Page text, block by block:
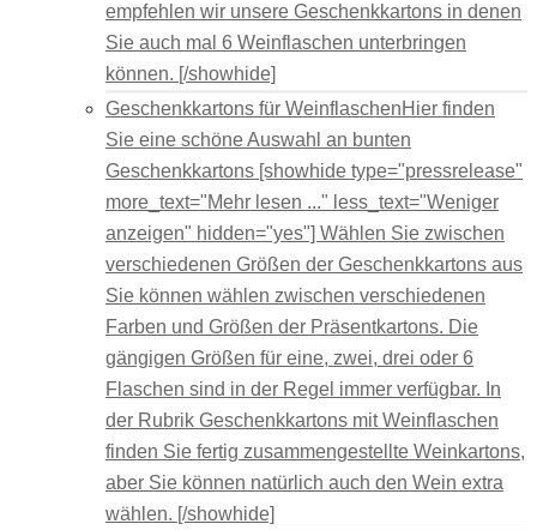
empfehlen wir unsere Geschenkkartons in denen
Sie auch mal 6 Weinflaschen unterbringen
können. [/showhide]
Geschenkkartons für WeinflaschenHier finden
Sie eine schöne Auswahl an bunten
Geschenkkartons [showhide type="pressrelease"
more_text="Mehr lesen ..." less_text="Weniger
anzeigen" hidden="yes"] Wählen Sie zwischen
verschiedenen Größen der Geschenkkartons aus
Sie können wählen zwischen verschiedenen
Farben und Größen der Präsentkartons. Die
gängigen Größen für eine, zwei, drei oder 6
Flaschen sind in der Regel immer verfügbar. In
der Rubrik Geschenkkartons mit Weinflaschen
finden Sie fertig zusammengestellte Weinkartons,
aber Sie können natürlich auch den Wein extra
wählen. [/showhide]